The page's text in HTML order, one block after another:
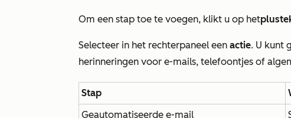
Om een stap toe te voegen, klikt u op het
Selecteer in het rechterpaneel een actie. U kunt
herinneringen voor e-mails, telefoontjes of
Stap
Geautomatiseerde e-mail